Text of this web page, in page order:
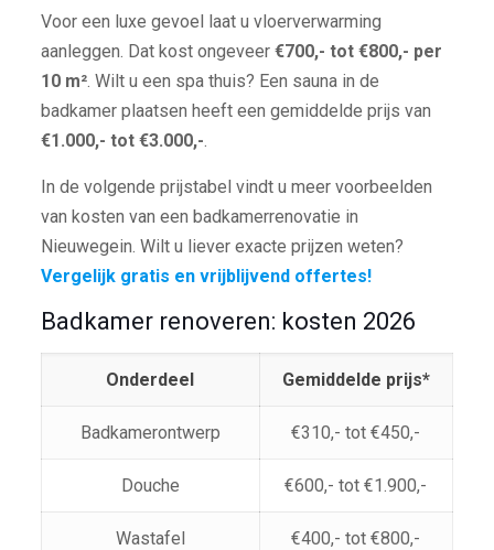
Voor een luxe gevoel laat u vloerverwarming
aanleggen. Dat kost ongeveer €700,- tot €800,- per
10 m². Wilt u een spa thuis? Een sauna in de
badkamer plaatsen heeft een gemiddelde prijs van
€1.000,- tot €3.000,-.
In de volgende prijstabel vindt u meer voorbeelden
van kosten van een badkamerrenovatie in
Nieuwegein. Wilt u liever exacte prijzen weten?
Vergelijk gratis en vrijblijvend offertes!
Badkamer renoveren: kosten 2026
Onderdeel Gemiddelde prijs*
Badkamerontwerp €310,- tot €450,-
Douche €600,- tot €1.900,-
Wastafel €400,- tot €800,-